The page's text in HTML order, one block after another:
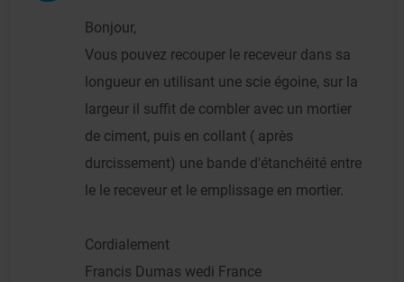
Bonjour,
Vous pouvez recouper le receveur dans sa
longueur en utilisant une scie égoine, sur la
largeur il suffit de combler avec un mortier
de ciment, puis en collant ( après
durcissement) une bande d'étanchéité entre
le le receveur et le emplissage en mortier.
Cordialement
Francis Dumas wedi France